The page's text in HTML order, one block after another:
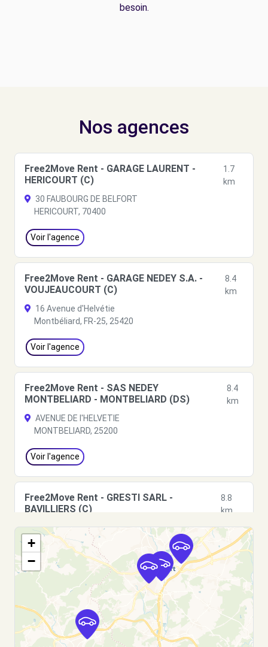
besoin.
Nos agences
Free2Move Rent - GARAGE LAURENT -
HERICOURT (C)
1.7
km
30 FAUBOURG DE BELFORT
HERICOURT, 70400
Voir l'agence
Free2Move Rent - GARAGE NEDEY S.A. -
VOUJEAUCOURT (C)
8.4
km
16 Avenue d'Helvétie
Montbéliard, FR-25, 25420
Voir l'agence
Free2Move Rent - SAS NEDEY
MONTBELIARD - MONTBELIARD (DS)
8.4
km
AVENUE DE l'HELVETIE
MONTBELIARD, 25200
Voir l'agence
Free2Move Rent - GRESTI SARL -
BAVILLIERS (C)
8.8
km
9 RUE DE BELFORT
BAVILLIERS, 90800
Voir l'agence
Free2move Rent - AUTO PRESTIGE -
BELFORT (O)
km
23 BOULEVARD RICHELIEU
+
−